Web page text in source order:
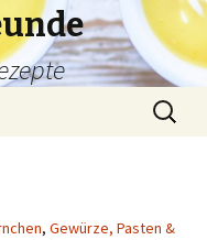
Suche
nach:
, Gewürze, Pasten &